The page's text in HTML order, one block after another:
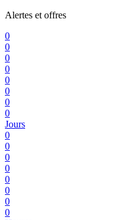
Alertes et offres
0
0
0
0
0
0
0
0
Jours
0
0
0
0
0
0
0
0